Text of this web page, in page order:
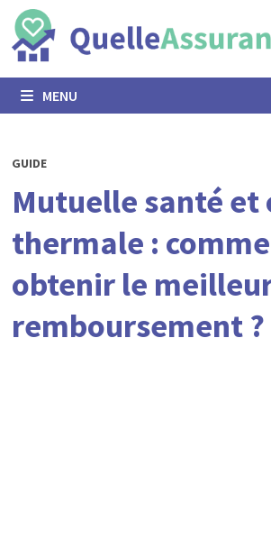
Passer
au
contenu
MENU
GUIDE
Mutuelle santé et
thermale :
obtenir le
remboursement ?